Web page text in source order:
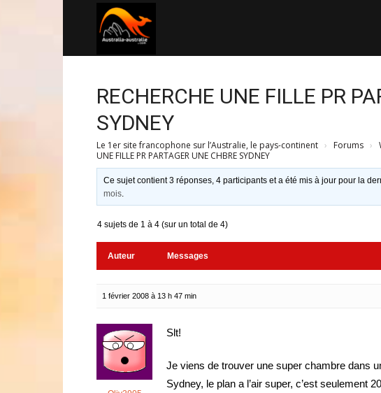
RECHERCHE UNE FILLE PR
SYDNEY
Le 1er site francophone sur l’Australie, le pays-continent › Forums ›
UNE FILLE PR PARTAGER UNE CHBRE SYDNEY
Ce sujet contient 3 réponses, 4 participants et a été mis à jour pour la
mois.
4 sujets de 1 à 4 (sur un total de 4)
Auteur Messages
1 février 2008 à 13 h 47 min
Slt!
Je viens de trouver une super chambre dans
Sydney, le plan a l’air super, c’est seulement